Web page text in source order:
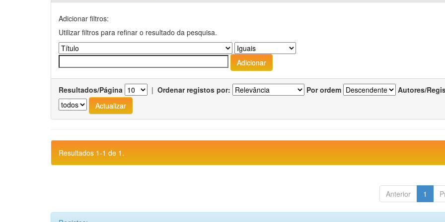
Adicionar filtros:
Utilizar filtros para refinar o resultado da pesquisa.
Resultados/Página | Ordenar registos por: Por ordem Autores/
Resultados 1-1 de 1.
Anterior 1